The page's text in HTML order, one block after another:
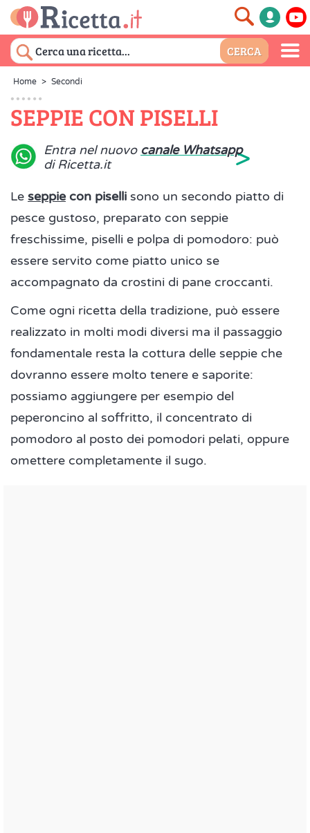
Home > Secondi
SEPPIE CON PISELLI
Entra nel nuovo canale Whatsapp
di Ricetta.it
>
Le seppiecon piselli sono un secondo piatto di
pesce gustoso, preparato con seppie
freschissime, piselli e polpa di pomodoro: può
essere servito come piatto unico se
accompagnato da crostini di pane croccanti.
Come ogni ricetta della tradizione, può essere
realizzato in molti modi diversi ma il passaggio
fondamentale resta la cottura delle seppie che
dovranno essere molto tenere e saporite:
possiamo aggiungere per esempio del
peperoncino al soffritto, il concentrato di
pomodoro al posto dei pomodori pelati, oppure
omettere completamente il sugo.